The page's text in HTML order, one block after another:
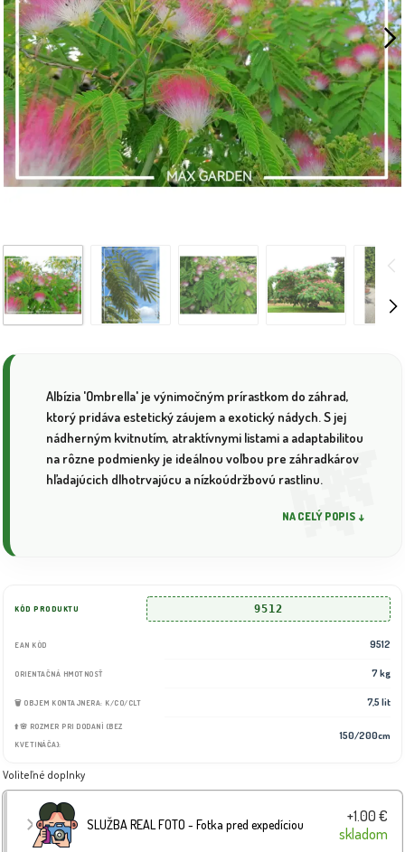
Albízia 'Ombrella' je výnimočným prírastkom do záhrad,
ktorý pridáva estetický záujem a exotický nádych. S jej
nádherným kvitnutím, atraktívnymi listami a adaptabilitou
na rôzne podmienky je ideálnou voľbou pre záhradkárov
hľadajúcich dlhotrvajúcu a nízkoúdržbovú rastlinu.
NA CELÝ POPIS ↓
KÓD PRODUKTU 9512
EAN KÓD 9512
ORIENTAČNÁ HMOTNOSŤ 7 kg
🗑️ OBJEM KONTAJNERA: K/CO/CLT 7,5 lit
⬆️🌸 ROZMER PRI DODANÍ (BEZ
KVETINÁČA):
150/200cm
Voliteľné doplnky
SLUŽBA REAL FOTO - Fotka pred expedíciou
+1.00 €
skladom